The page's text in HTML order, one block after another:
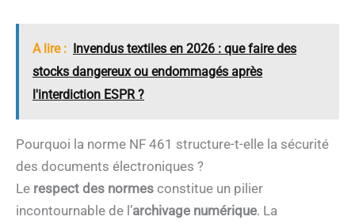
A lire : Invendus textiles en 2026 : que faire des
stocks dangereux ou endommagés après
l'interdiction ESPR ?
Pourquoi la norme NF 461 structure-t-elle la sécurité
des documents électroniques ?
Le respect des normes constitue un pilier
incontournable de l’archivage numérique. La